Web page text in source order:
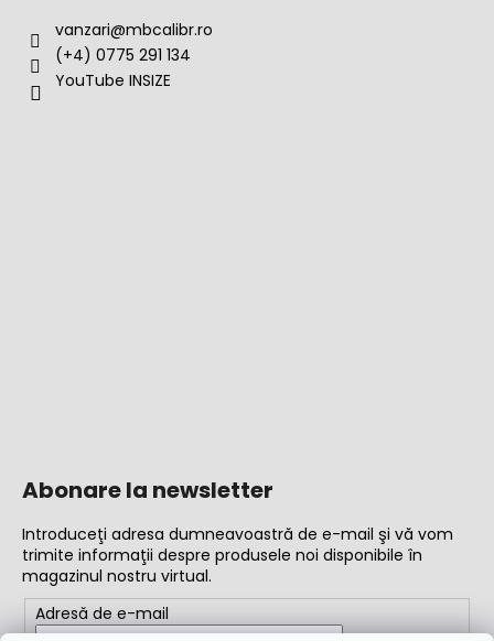
vanzari@mbcalibr.ro
(+4) 0775 291 134
YouTube INSIZE
Abonare la newsletter
Introduceţi adresa dumneavoastră de e-mail şi vă vom
trimite informaţii despre produsele noi disponibile în
magazinul nostru virtual.
Adresă de e-mail